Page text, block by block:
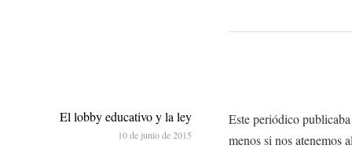
Este periódico
menos si nos atenemos
El lobby educativo y la ley
10 de junio de 2015